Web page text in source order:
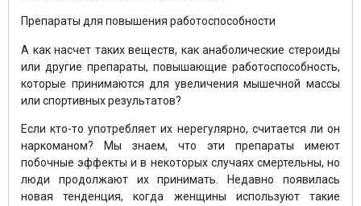
Препараты для повышения работоспособности
А как насчет таких веществ, как анаболические стероиды
или другие препараты, повышающие работоспособность,
которые принимаются для увеличения мышечной массы
или спортивных результатов?
Если кто-то употребляет их нерегулярно, считается ли он
наркоманом? Мы знаем, что эти препараты имеют
побочные эффекты и в некоторых случаях смертельны, но
люди продолжают их принимать. Недавно появилась
новая тенденция, когда женщины используют такие